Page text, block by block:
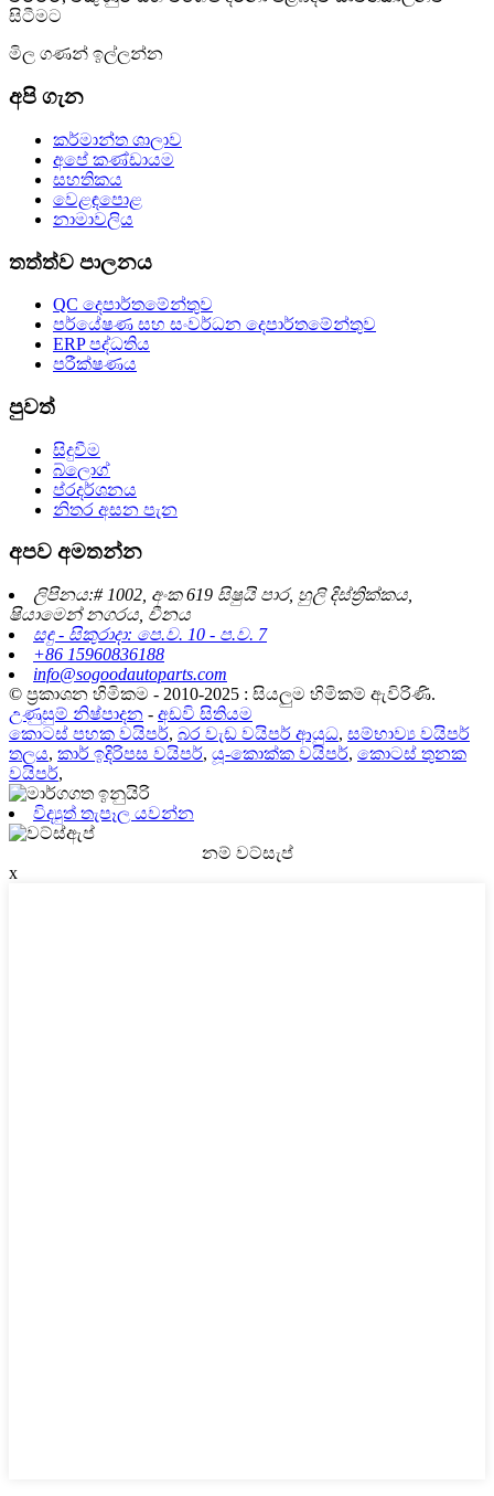
සිටීමට
මිල ගණන් ඉල්ලන්න
අපි ගැන
කර්මාන්ත ශාලාව
අපේ කණ්ඩායම
සහතිකය
වෙළඳපොළ
නාමාවලිය
තත්ත්ව පාලනය
QC දෙපාර්තමේන්තුව
පර්යේෂණ සහ සංවර්ධන දෙපාර්තමේන්තුව
ERP පද්ධතිය
පරීක්ෂණය
පුවත්
සිදුවීම
බ්ලොග්
ප්රදර්ශනය
නිතර අසන පැන
අපව අමතන්න
ලිපිනය:# 1002, අංක 619 සිෂුයි පාර, හුලි දිස්ත්‍රික්කය,
ෂියාමෙන් නගරය, චීනය
සඳු - සිකුරාදා: පෙ.ව. 10 - ප.ව. 7
+86 15960836188
info@sogoodautoparts.com
© ප්‍රකාශන හිමිකම - 2010-2025 : සියලුම හිමිකම් ඇවිරිණි.
උණුසුම් නිෂ්පාදන - අඩවි සිතියම
කොටස් පහක වයිපර්, බර වැඩ වයිපර් ආයුධ, සම්භාව්‍ය වයිපර්
තලය, කාර් ඉදිරිපස වයිපර්, යූ-කොක්ක වයිපර්, කොටස් තුනක
වයිපර්,
විද්‍යුත් තැපෑල යවන්න
නම් වට්සැප්
x